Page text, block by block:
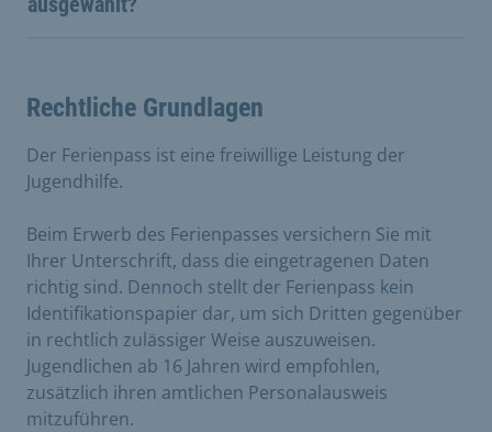
Rechtliche Grundlagen
Der Ferienpass ist eine freiwillige Leistung der
Jugendhilfe.
Beim Erwerb des Ferienpasses versichern Sie mit
Ihrer Unterschrift, dass die eingetragenen Daten
richtig sind. Dennoch stellt der Ferienpass kein
Identifikationspapier dar, um sich Dritten gegenüber
in rechtlich zulässiger Weise auszuweisen.
Jugendlichen ab 16 Jahren wird empfohlen,
zusätzlich ihren amtlichen Personalausweis
mitzuführen.